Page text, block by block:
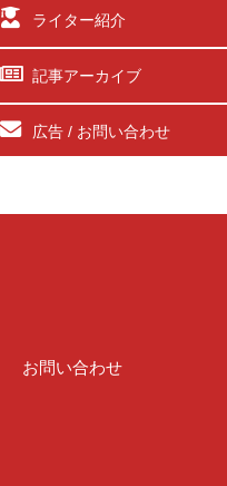
ライター紹介
記事アーカイブ
広告 / お問い合わせ
お問い合わせ